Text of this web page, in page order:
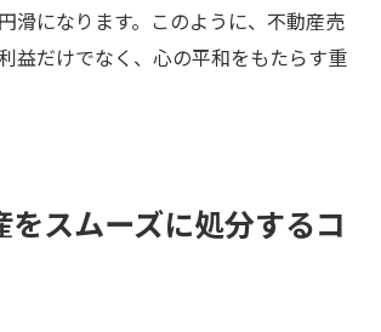
滑になります。このように、不動産売
益だけでなく、心の平和をもたらす重
をスムーズに処分するコ